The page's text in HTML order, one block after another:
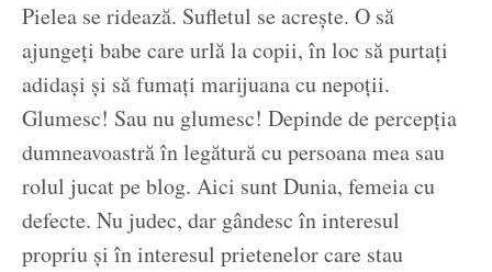
Pielea se ridează. Sufletul se acrește. O să
ajungeți babe care urlă la copii, în loc să purtați
adidași și să fumați marijuana cu nepoții.
Glumesc! Sau nu glumesc! Depinde de percepția
dumneavoastră în legătură cu persoana mea sau
rolul jucat pe blog. Aici sunt Dunia, femeia cu
defecte. Nu judec, dar gândesc în interesul
propriu și în interesul prietenelor care stau